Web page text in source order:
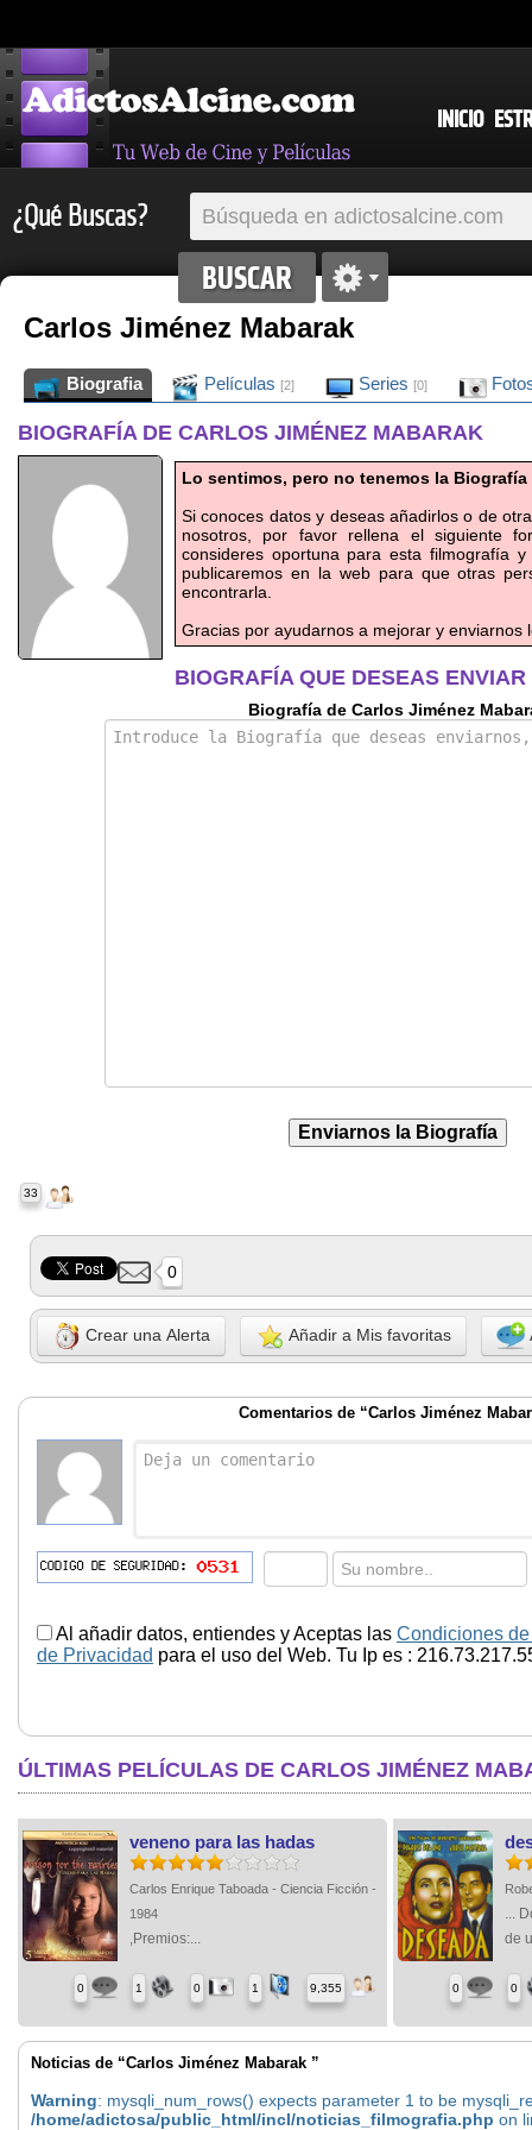
INICIO
¿Qué Buscas?
Carlos Jiménez Mabarak
Biografia Películas [2] Series [0]
BIOGRAFÍA DE CARLOS JIMÉNEZ MABARAK
Lo sentimos, pero no tenemos la Biografía
Si conoces datos y deseas añadirlos o de
nosotros, por favor rellena el siguiente
consideres oportuna para esta filmografía
publicaremos en la web para que otras
encontrarla.
Gracias por ayudarnos a mejorar y enviarnos
BIOGRAFÍA QUE DESEAS ENVIAR
Biografía de Carlos Jiménez
33
0
Crear una Alerta Añadir a Mis favoritas
Comentarios de “Carlos Jiménez
Al añadir datos, entiendes y Aceptas las Condiciones
de Privacidad para el uso del Web. Tu Ip es :
ÚLTIMAS PELÍCULAS DE CARLOS JIMÉNEZ
veneno para las hadas
Carlos Enrique Taboada - Ciencia Ficción -
1984
,Premios:...
0 1 0 1 9,355
...
de
0 0
Noticias de “Carlos Jiménez Mabarak ”
Warning: mysqli_num_rows() expects parameter 1 to be
/home/adictosa/public_html/incl/noticias_filmografia.php on